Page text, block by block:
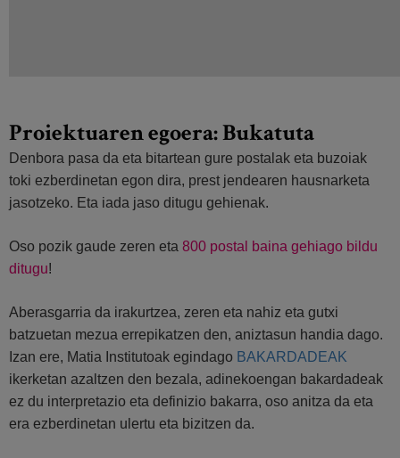
Proiektuaren egoera: Bukatuta
Denbora pasa da eta bitartean gure postalak eta buzoiak
toki ezberdinetan egon dira, prest jendearen hausnarketa
jasotzeko. Eta iada jaso ditugu gehienak.
Oso pozik gaude zeren eta 800 postal baina gehiago bildu
ditugu!
Aberasgarria da irakurtzea, zeren eta nahiz eta gutxi
batzuetan mezua errepikatzen den, aniztasun handia dago.
Izan ere, Matia Institutoak egindago BAKARDADEAK
ikerketan azaltzen den bezala, adinekoengan bakardadeak
ez du interpretazio eta definizio bakarra, oso anitza da eta
era ezberdinetan ulertu eta bizitzen da.